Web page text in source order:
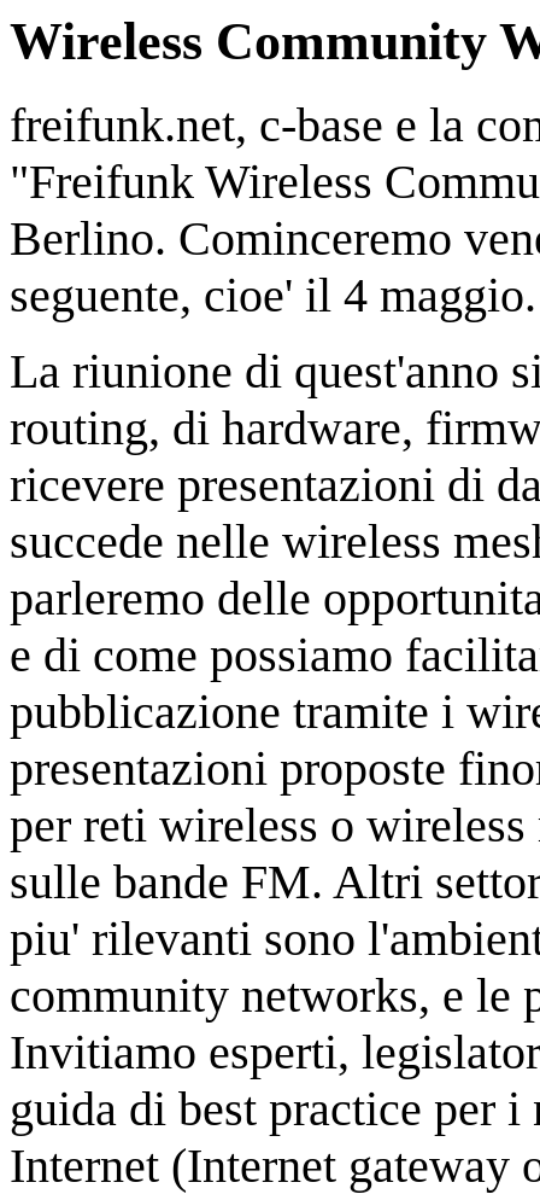
Wireless Community
freifunk.net, c-base e la
"Freifunk Wireless
Berlino. Cominceremo
seguente, cioe' il 4 maggio.
La riunione di quest'anno
routing, di hardware,
ricevere presentazioni di
succede nelle wireless
parleremo delle
e di come possiamo
pubblicazione tramite i
presentazioni proposte
per reti wireless o
sulle bande FM. Altri
piu' rilevanti sono
community networks, e le
Invitiamo esperti,
guida di best practice per
Internet (Internet gateway